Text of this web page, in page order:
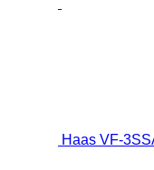
Haas VF-